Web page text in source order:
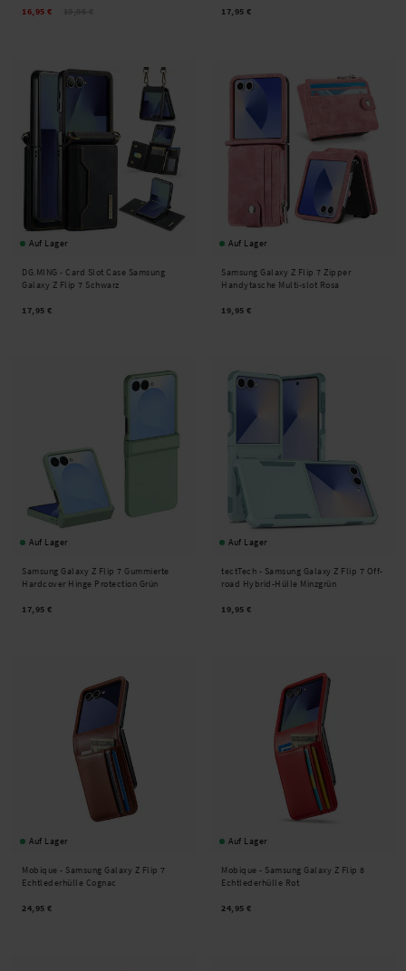
16,95 € 17,95 €
Auf Lager
DG.MING - Card Slot Case Samsung
Galaxy Z Flip 7 Schwarz
17,95 €
Auf Lager
Samsung Galaxy Z Flip 7 Zipper
Handytasche Multi-slot Rosa
19,95 €
Auf Lager
Samsung Galaxy Z Flip 7 Gummierte
Hardcover Hinge Protection Grün
17,95 €
Auf Lager
tectTech - Samsung Galaxy Z Flip 7 Off-
road Hybrid-Hülle Minzgrün
19,95 €
Auf Lager
Mobique - Samsung Galaxy Z Flip 7
Echtlederhülle Cognac
24,95 €
Auf Lager
Mobique - Samsung Galaxy Z Flip 8
Echtlederhülle Rot
24,95 €